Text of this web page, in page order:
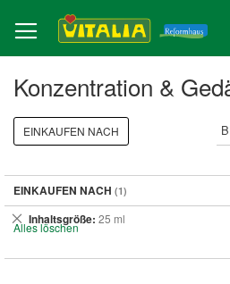
zum
Inhalt
Konzentration &
EINKAUFEN NACH
EINKAUFEN NACH
Inhaltsgröße 25 ml
Dies
entfernen
Alles löschen